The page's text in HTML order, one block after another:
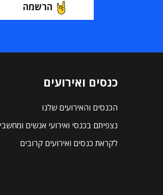
הרשמה
כנסים ואירועים
הכנסים והאירועים שלנו
נצפיתם בכנסי ואירועי אנשים
לקראת כנסים ואירועים קרובים